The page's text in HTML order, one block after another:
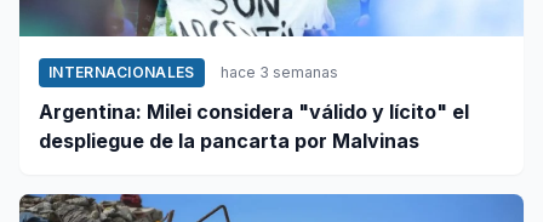
INTERNACIONALES hace 3 semanas
Argentina: Milei considera "válido y lícito" el
despliegue de la pancarta por Malvinas